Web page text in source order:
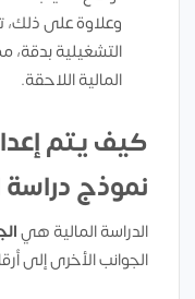
وعلاوة على
التشغيلية
المالية اللاحقة.
كيف يتم
نموذج
الدراسة المالية هي
الجوانب الأخرى إلى